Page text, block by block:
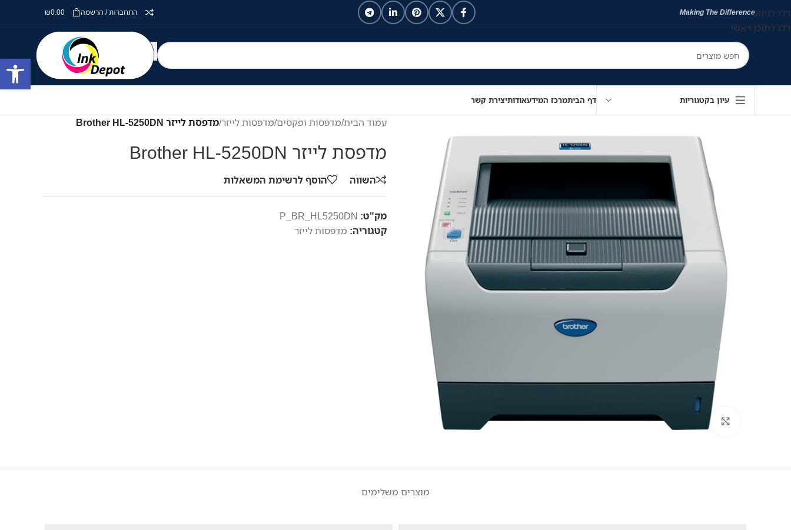
דלג לניווט
דלג לתוכן ראשי
Making The Difference התחברות / הרשמה ₪0.00
עיון בקטגוריות דף הביתמרכז המידעאודותיצירת קשר
לחץ להגדלה
עמוד הבית/מדפסות ופקסים/מדפסות לייזר/מדפסת לייזר Brother HL-5250DN
מדפסת לייזר Brother HL-5250DN
השווה הוסף לרשימת המשאלות
מק"ט: P_BR_HL5250DN
קטגוריה: מדפסות לייזר
מוצרים משלימים
פתח